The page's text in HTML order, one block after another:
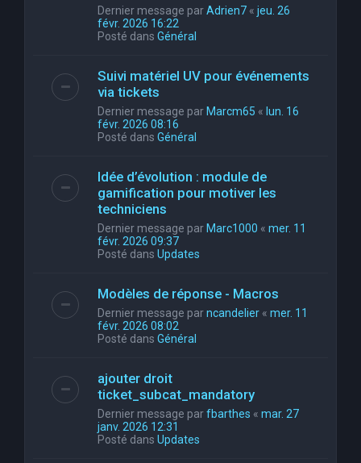
Dernier message parAdrien7 « jeu. 26
févr. 2026 16:22
Posté dans Général
Suivi matériel UV pour événements
via tickets
Dernier message par Marcm65 « lun. 16
févr. 2026 08:16
Posté dans Général
Idée d’évolution : module de
gamification pour motiver les
techniciens
Dernier message par Marc1000 « mer. 11
févr. 2026 09:37
Posté dans Updates
Modèles de réponse - Macros
Dernier message parncandelier « mer. 11
févr. 2026 08:02
Posté dans Général
ajouter droit
ticket_subcat_mandatory
Dernier message parfbarthes « mar. 27
janv. 2026 12:31
Posté dans Updates